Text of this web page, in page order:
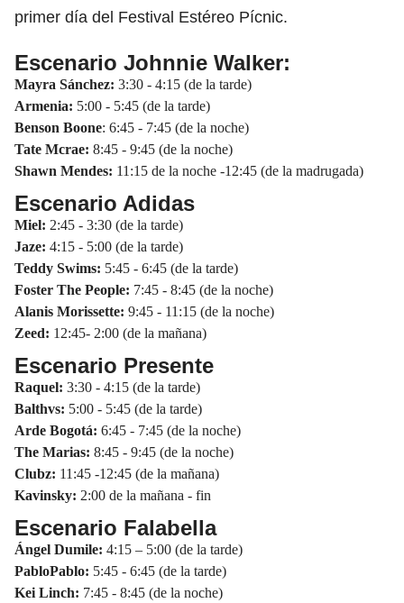
primer día del Festival Estéreo Pícnic.
Escenario Johnnie Walker:
Mayra Sánchez: 3:30 - 4:15 (de la tarde)
Armenia: 5:00 - 5:45 (de la tarde)
Benson Boone: 6:45 - 7:45 (de la noche)
Tate Mcrae: 8:45 - 9:45 (de la noche)
Shawn Mendes: 11:15 de la noche -12:45 (de la madrugada)
Escenario Adidas
Miel: 2:45 - 3:30 (de la tarde)
Jaze: 4:15 - 5:00 (de la tarde)
Teddy Swims: 5:45 - 6:45 (de la tarde)
Foster The People: 7:45 - 8:45 (de la noche)
Alanis Morissette: 9:45 - 11:15 (de la noche)
Zeed: 12:45- 2:00 (de la mañana)
Escenario Presente
Raquel: 3:30 - 4:15 (de la tarde)
Balthvs: 5:00 - 5:45 (de la tarde)
Arde Bogotá: 6:45 - 7:45 (de la noche)
The Marias: 8:45 - 9:45 (de la noche)
Clubz: 11:45 -12:45 (de la mañana)
Kavinsky: 2:00 de la mañana - fin
Escenario Falabella
Ángel Dumile: 4:15 – 5:00 (de la tarde)
PabloPablo: 5:45 - 6:45 (de la tarde)
Kei Linch: 7:45 - 8:45 (de la noche)